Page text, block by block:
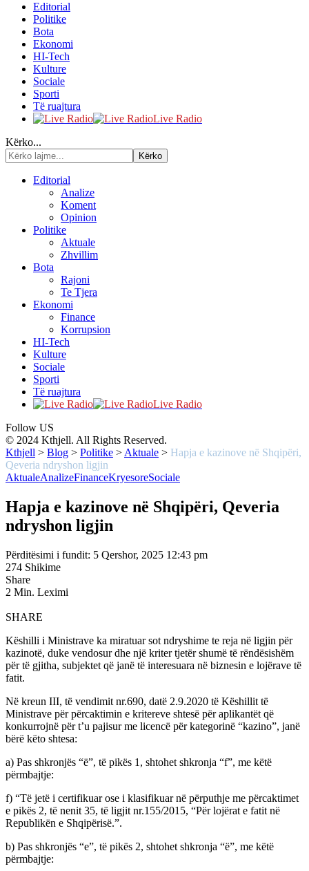
Editorial
Politike
Bota
Ekonomi
HI-Tech
Kulture
Sociale
Sporti
Të ruajtura
Live Radio
Kërko...
Editorial
Analize
Koment
Opinion
Politike
Aktuale
Zhvillim
Bota
Rajoni
Te Tjera
Ekonomi
Finance
Korrupsion
HI-Tech
Kulture
Sociale
Sporti
Të ruajtura
Live Radio
Follow US
© 2024 Kthjell. All Rights Reserved.
Kthjell > Blog > Politike > Aktuale > Hapja e kazinove në Shqipëri,
Qeveria ndryshon ligjin
AktualeAnalizeFinanceKryesoreSociale
Hapja e kazinove në Shqipëri, Qeveria
ndryshon ligjin
Përditësimi i fundit: 5 Qershor, 2025 12:43 pm
274 Shikime
Share
2 Min. Leximi
SHARE
Këshilli i Ministrave ka miratuar sot ndryshime te reja në ligjin për
kazinotë, duke vendosur dhe një kriter tjetër shumë të rëndësishëm
për të gjitha, subjektet që janë të interesuara në biznesin e lojërave të
fatit.
Në kreun III, të vendimit nr.690, datë 2.9.2020 të Këshillit të
Ministrave për përcaktimin e kritereve shtesë për aplikantët që
konkurrojnë për t’u pajisur me licencë për kategorinë “kazino”, janë
bërë këto shtesa:
a) Pas shkronjës “ë”, të pikës 1, shtohet shkronja “f”, me këtë
përmbajtje:
f) “Të jetë i certifikuar ose i klasifikuar në përputhje me përcaktimet
e pikës 2, të nenit 35, të ligjit nr.155/2015, “Për lojërat e fatit në
Republikën e Shqipërisë.”.
b) Pas shkronjës “e”, të pikës 2, shtohet shkronja “ë”, me këtë
përmbajtje: